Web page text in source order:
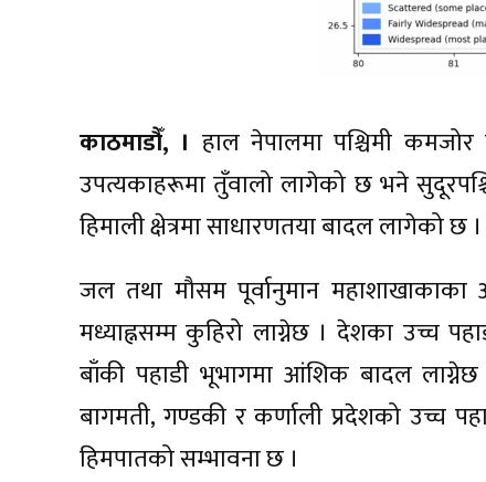
काठमाडौँ, । हाल नेपालमा पश्चिमी
उपत्यकाहरूमा तुँवालो लागेको छ भने
हिमाली क्षेत्रमा साधारणतया बादल लागेको छ ।
जल तथा मौसम पूर्वानुमान
मध्याह्नसम्म कुहिरो लाग्नेछ । देशका उच्च
बाँकी पहाडी भूभागमा आंशिक बादल
बागमती, गण्डकी र कर्णाली प्रदेशको उच्च
हिमपातको सम्भावना छ ।